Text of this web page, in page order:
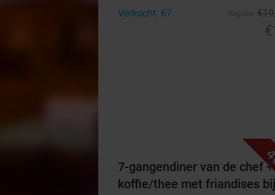
Verkocht: 67 €19
7-gangendiner van de chef +
koffie/thee met friandises